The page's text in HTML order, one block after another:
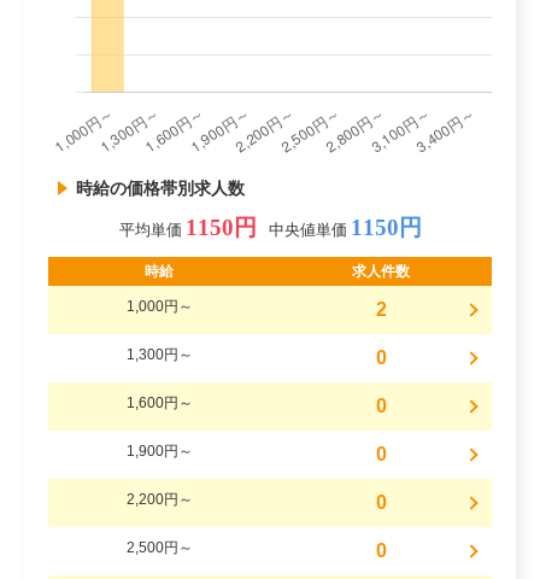
時給の価格帯別求人数
平均単価 1150円 中央値単価 1150円
時給 求人件数
1,000円～ 2
1,300円～ 0
1,600円～ 0
1,900円～ 0
2,200円～ 0
2,500円～ 0